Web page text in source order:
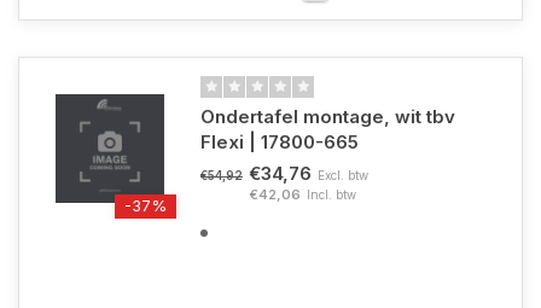
-37%
Ondertafel montage, wit tbv
Flexi | 17800-665
€54,92 €34,76 Excl. btw
€42,06 Incl. btw